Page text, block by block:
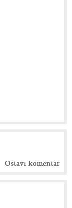
Ostavi komentar